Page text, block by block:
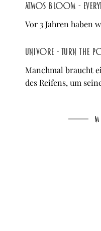
atmos bloom -
Vor 3 Jahren haben
Univore - Turn the
Manchmal braucht
des Reifens, um